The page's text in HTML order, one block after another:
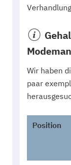
Wir haben
paar
Position